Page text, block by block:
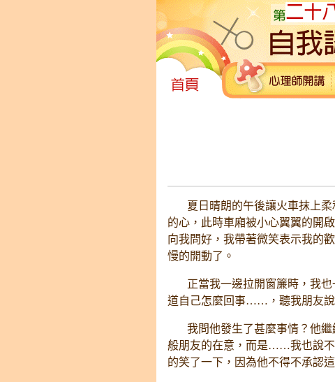
夏日晴朗的午後讓火車抹上柔
的心，此時車廂被小心翼翼的開
向我問好，我帶著微笑表示我的
慢的開動了。
正當我一邊拉開窗簾時，我也
道自己怎麼回事……，聽我朋友
我問他發生了甚麼事情？他繼
般朋友的在意，而是……我也說
的笑了一下，因為他不得不承認